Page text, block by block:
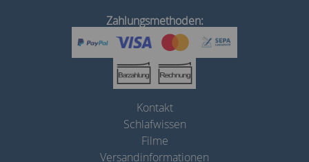
Zahlungsmethoden:
Kontakt
Schlafwissen
Filme
Versandinformationen